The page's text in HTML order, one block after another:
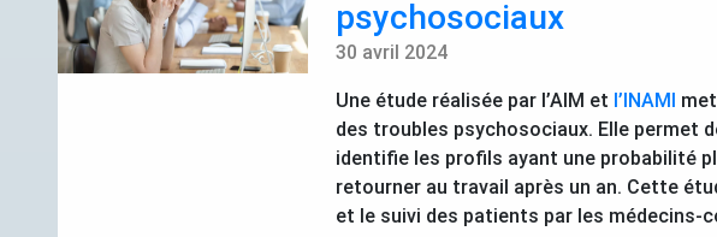
psychosociaux
30 avril 2024
Une étude réalisée par l’AIM et l’INAMI
des troubles psychosociaux. Elle permet
identifie les profils ayant une probabilité
retourner au travail après un an. Cette
et le suivi des patients par les médecins-